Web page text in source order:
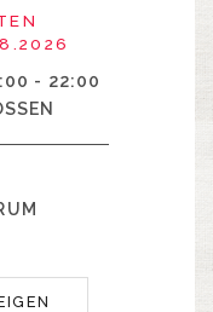
- 22:00